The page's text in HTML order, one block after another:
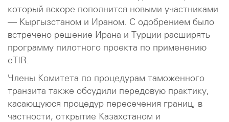
который вскоре пополнится новыми участниками
— Кыргызстаном и Ираном. С одобрением было
встречено решение Ирана и Турции расширять
программу пилотного проекта по применению
eTIR.
Члены Комитета по процедурам таможенного
транзита также обсудили передовую практику,
касающуюся процедур пересечения границ, в
частности, открытие Казахстаном и